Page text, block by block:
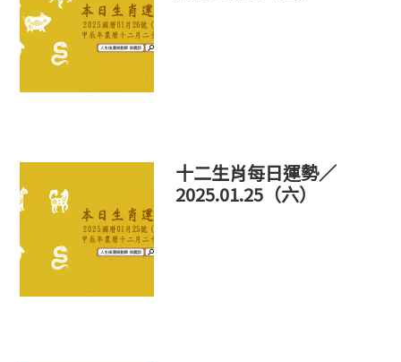
十二生肖每日運勢／
2025.01.25（六）